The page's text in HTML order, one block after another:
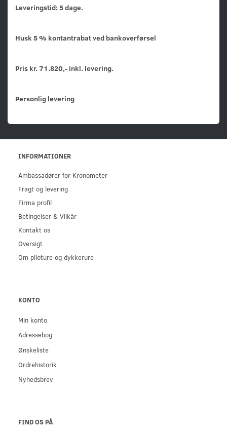
Leveringstid: 5 dage.
Husk 5 % kontantrabat ved bankoverførsel
Pris kr. 71.820,- inkl. levering.
Personlig levering
INFORMATIONER
Ambassadører for Kronometer
Fragt og levering
Firma profil
Betingelser & Vilkår
Kontakt os
Oversigt
Om piloture og dykkerure
KONTO
Min konto
Adressebog
Ønskeliste
Ordrehistorik
Nyhedsbrev
FIND OS PÅ